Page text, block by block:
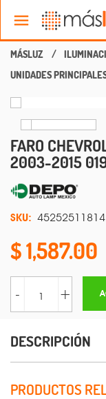
UNIDADES
FARO
2003-2015
SKU:
1,587.00
- +
DESCRIPCIÓN
PRODUCTOS